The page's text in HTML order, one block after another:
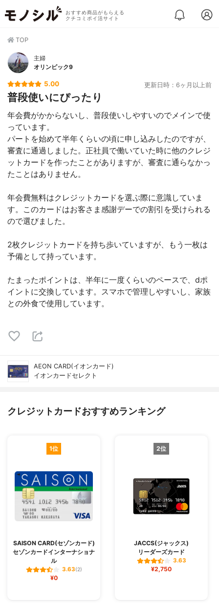
おすすめ商品がもらえる
クチコミポイ活サイト
TOP
主婦
オリンピック9
5.00 更新日時：6ヶ月以上前
普段使いにぴったり
年会費がかからないし、普段使いしやすいのでメインで使
っています。
パートを始めて半年くらいの頃に申し込みしたのですが、
審査に通過しました。正社員で働いていた時に他のクレジ
ットカードを作ったことがありますが、審査に通らなかっ
たことはありません。
年会費無料はクレジットカードを選ぶ際に意識していま
す。このカードはお客さま感謝デーでの割引を受けられる
ので選びました。
2枚クレジットカードを持ち歩いていますが、もう一枚は
予備として持っています。
たまったポイントは、半年に一度くらいのペースで、dポ
イントに交換しています。スマホで管理しやすいし、家族
との外食で使用しています。
AEON CARD(イオンカード)
イオンカードセレクト
クレジットカードおすすめランキング
1位
SAISON CARD(セゾンカード)
セゾンカードインターナショナ
ル
3.63(2)
¥0
2位
JACCS(ジャックス)
リーダーズカード
3.63
¥2,750